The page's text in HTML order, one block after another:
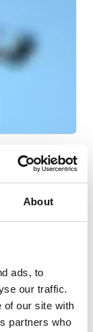
About
ads, to
our traffic.
of our site with
partners who
道